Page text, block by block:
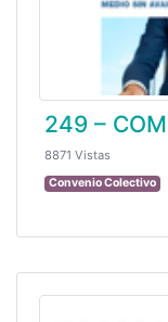
8871 Vistas
Convenio Colectivo